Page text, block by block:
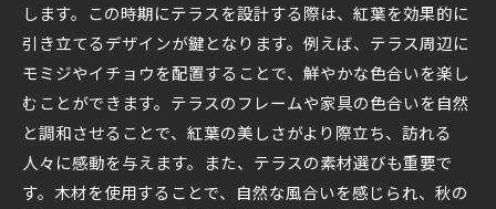
します。この時期にテラスを設計する際は、紅葉を効果的に
引き立てるデザインが鍵となります。例えば、テラス周辺に
モミジやイチョウを配置することで、鮮やかな色合いを楽し
むことができます。テラスのフレームや家具の色合いを自然
と調和させることで、紅葉の美しさがより際立ち、訪れる
人々に感動を与えます。また、テラスの素材選びも重要で
す。木材を使用することで、自然な風合いを感じられ、秋の